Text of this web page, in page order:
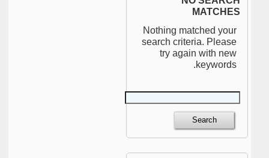
MATCHES
Nothing matched your
search criteria. Please
try again with new
keywords.